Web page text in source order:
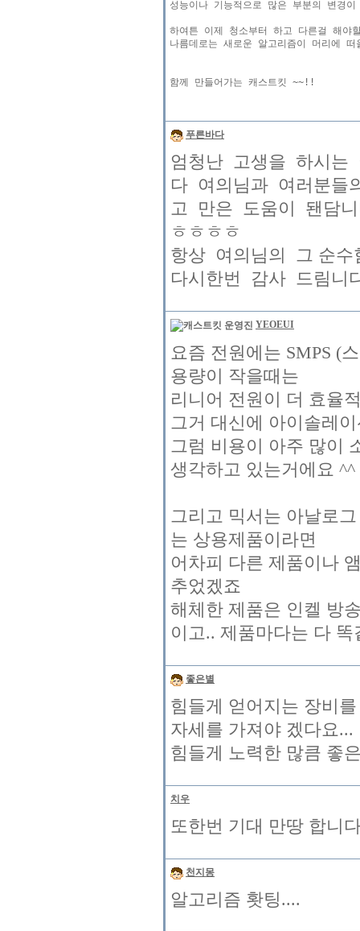
성능이나 기능적으로 많은 부분의 변경
하여튼 이제 청소부터 하고 다른걸 해야
나름데로는 새로운 알고리즘이 머리에
푸른바다
엄청난 고생을 하시는
다 여의님과 여러분
고 만은 도움이 됀담
ㅎㅎㅎㅎ
항상 여의님의 그 순
다시한번 감사 드림
YEOEUI
요즘 전원에는 SMPS (
용량이 작을때는
리니어 전원이 더 효율
그거 대신에 아이솔레
그럼 비용이 아주 많이
생각하고 있는거에요 ^^
그리고 믹서는 아날로
는 상용제품이라면
어차피 다른 제품이나
추었겠죠
해체한 제품은 인켈 방
이고.. 제품마다는 다 똑
좋은별
힘들게 얻어지는 장비
자세를 가져야 겠다요...
힘들게 노력한 많큼 좋
치우
또한번 기대 만땅 합니
천지몽
알고리즘 홧팅....